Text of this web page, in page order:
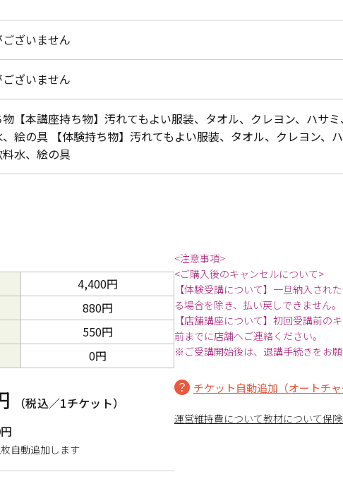
ざいません
ざいません
【本講座持ち物】汚れてもよい服装、タオル、クレヨン、ハサ
絵の具 【体験持ち物】汚れてもよい服装、タオル、クレヨン、
水、絵の具
4,400円
880円
550円
0円
（税込／1チケット）
自動追加します
<注意事項>
<ご購入後のキャンセルについて>
【体験受講について】一旦納入され
る場合を除き、払い戻しできません。
【店舗講座について】初回受講前の
前までに店舗へご連絡ください。
※ご受講開始後は、退講手続きをお
チケット自動追加（オートチ
運営維持費について教材について保